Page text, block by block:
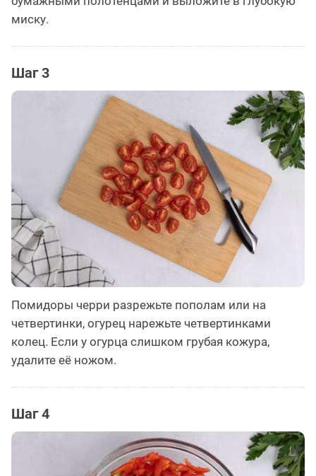
миску.
Шаг 3
Помидоры черри разрежьте пополам или на
четвертинки, огурец нарежьте четвертинками
колец. Если у огурца слишком грубая кожура,
удалите её ножом.
Шаг 4